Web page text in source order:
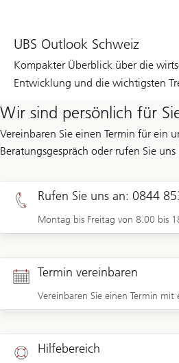
UBS Outlook Schweiz
Kompakter Überblick über die
Entwicklung und die wichtigsten
Wir sind persönlich für
Vereinbaren Sie einen Termin für ein
Beratungsgespräch oder rufen Sie
Rufen Sie uns an: 0844
Montag bis Freitag von 8.00 bis
Termin vereinbaren
Vereinbaren Sie einen Termin
Hilfebereich